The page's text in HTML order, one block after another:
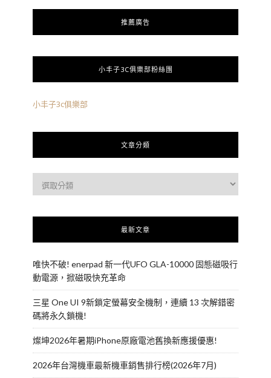
推薦廣告
小丰子3C俱樂部粉絲團
小丰子3c俱樂部
文章分類
最新文章
唯快不破! enerpad 新一代UFO GLA-10000 固態磁吸行
動電源，掀磁吸快充革命
三星 One UI 9新鎖定螢幕安全機制，連續 13 次解錯密
碼將永久鎖機!
燦坤2026年暑期iPhone原廠電池舊換新應援優惠!
2026年台灣機車最新機車銷售排行榜(2026年7月)